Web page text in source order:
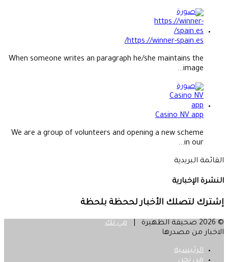
https://winner-spain.es/
When someone writes an paragraph he/she maintains the
image...
Casino NV app
We are a group of volunteers and opening a new scheme
in our...
القائمة البريدية
النشرة الإخبارية
إشترك لتصلك الأخبار لححظة بلحظة
© 2026 صحيفة الظهيرة |
مي تك
الاخبار من مصدرها
الرئيسية